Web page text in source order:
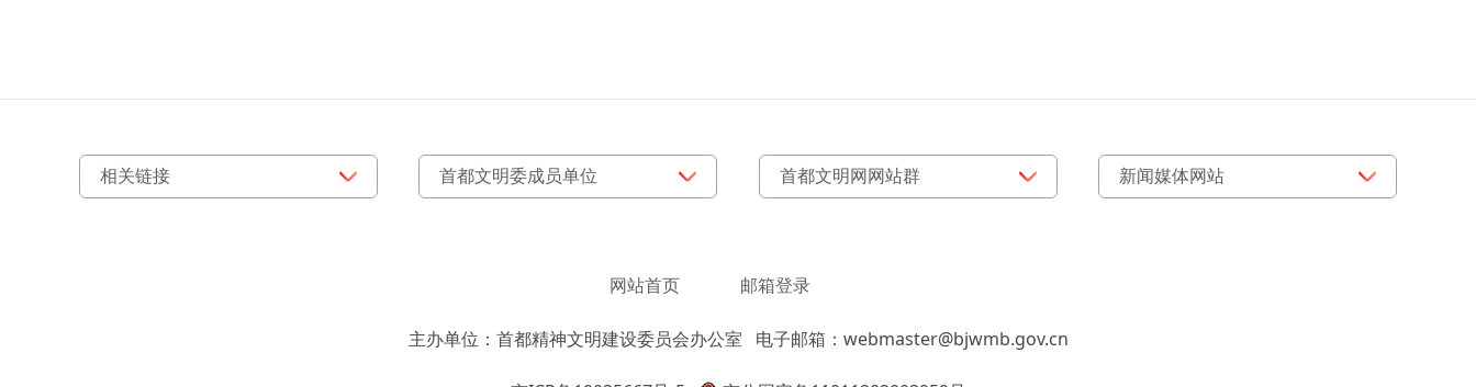
网站首页 邮箱登录
主办单位：首都精神文明建设委员会办公室 电子邮箱：webmaster@bjwmb.gov.cn